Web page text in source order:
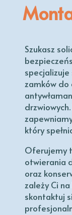
Szukasz
zamków do
który
Oferujemy
otwierania
oraz
zależy Ci
skontaktuj